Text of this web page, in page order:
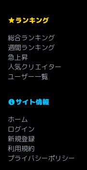
ランキング
総合ランキング
週間ランキング
急上昇
人気クリエイター
ユーザー一覧
サイト情報
ホーム
ログイン
新規登録
利用規約
プライバシーポリシー